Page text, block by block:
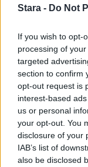
Stara - Do Not
If you wish to opt-
processing of
targeted
section to confirm
opt-out request is
interest-based
us or personal
your opt-out. You
disclosure of your
IAB’s list of
also be disclosed
Viihdeuutiset